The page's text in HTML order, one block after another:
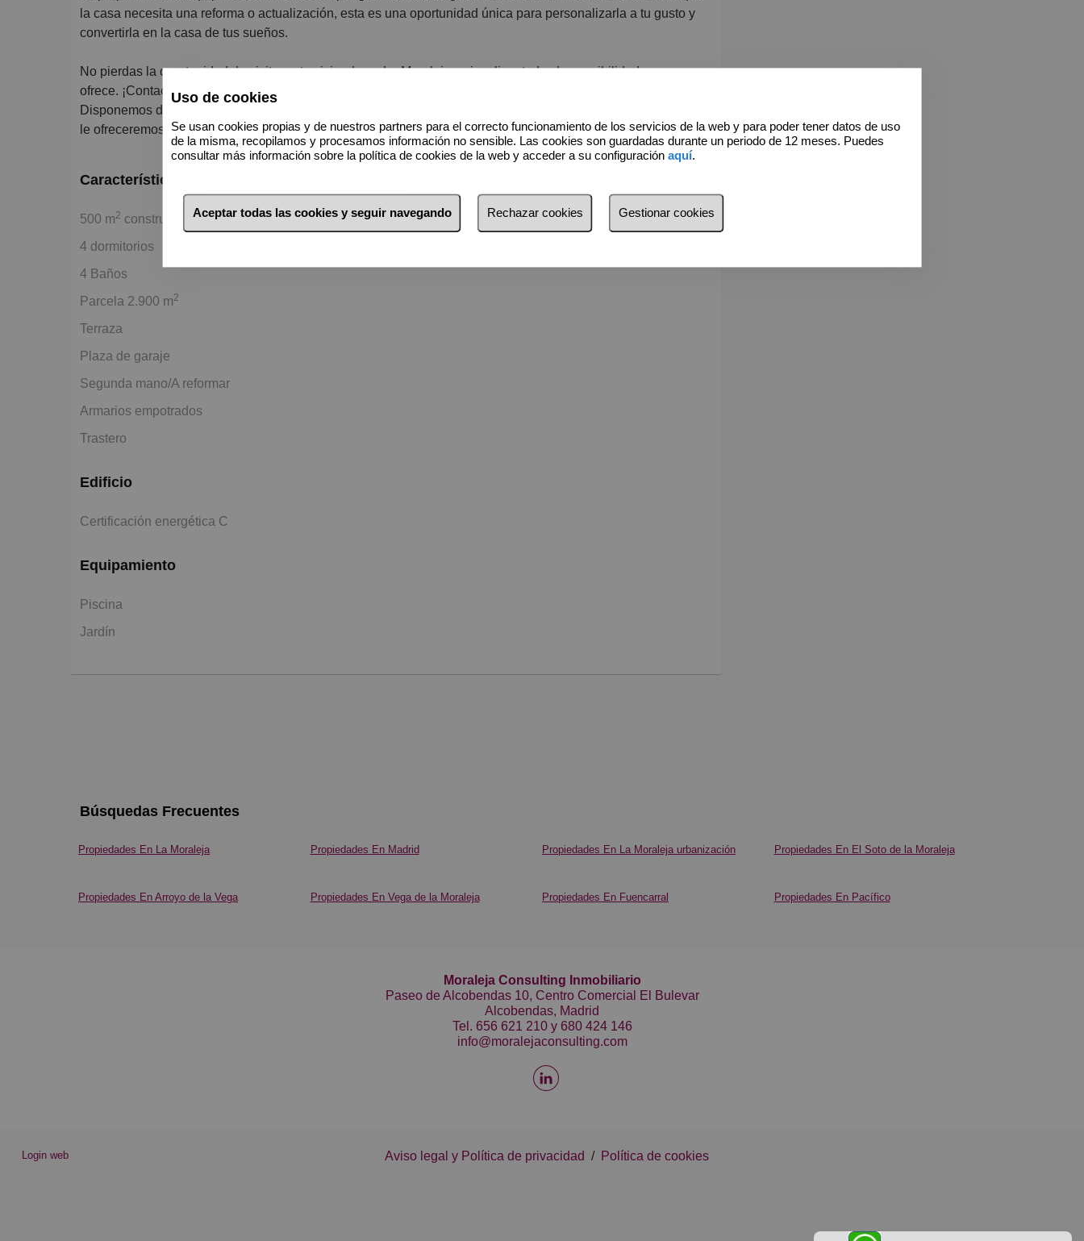
la casa necesita una reforma o actualización, esta es una oportunidad única para personalizarla a tu gusto y
convertirla en la casa de tus sueños.
No pierdas la oportunidad de visitar esta vivienda en La Moraleja y visualizar todas las posibilidades que
ofrece. ¡Contacta con nosotros para más información.
Disponemos de varios inmuebles en diferentes localizaciones que podemos ofrecerle contacte con nosotros y
le ofreceremos el más adecuado a sus necesidades.
Características básicas
500 m2 construidos
4 dormitorios
4 Baños
Parcela 2.900 m2
Terraza
Plaza de garaje
Segunda mano/A reformar
Armarios empotrados
Trastero
Edificio
Certificación energética C
Equipamiento
Piscina
Jardín
Búsquedas Frecuentes
Propiedades En La Moraleja Propiedades En Madrid Propiedades En La Moraleja urbanización Propiedades En El Soto de la Moraleja
Propiedades En Arroyo de la Vega Propiedades En Vega de la Moraleja Propiedades En Fuencarral Propiedades En Pacífico
Moraleja Consulting Inmobiliario
Paseo de Alcobendas 10, Centro Comercial El Bulevar
Alcobendas, Madrid
Tel. 656 621 210y 680 424 146
info@moralejaconsulting.com
Login web Aviso legal y Política de privacidad / Política de cookies
Uso de cookies
Se usan cookies propias y de nuestros partners para el correcto funcionamiento de los servicios de la web y para poder tener datos de uso
de la misma, recopilamos y procesamos información no sensible. Las cookies son guardadas durante un periodo de 12 meses. Puedes
consultar más información sobre la política de cookies de la web y acceder a su configuración aquí.
Aceptar todas las cookies y seguir navegando Rechazar cookies Gestionar cookies